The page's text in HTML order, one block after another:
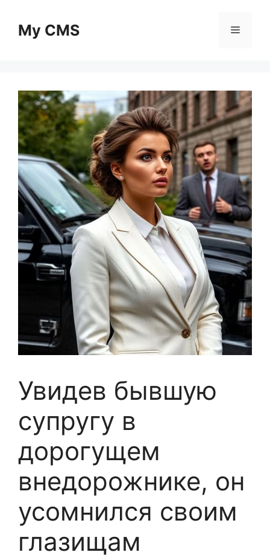
contentMy CMS Menu
Увидев бывшую
супругу в
дорогущем
внедорожнике, он
усомнился своим
глазищам